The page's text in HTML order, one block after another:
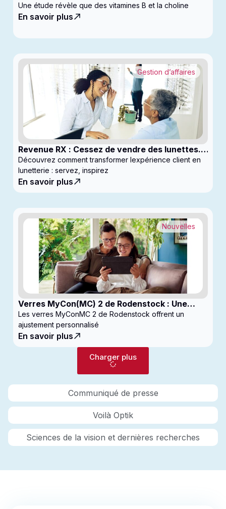
Communiqué de presse
Voilà Optik
Sciences de la vision et dernières recherches
ralentir la progression du glaucome
Une étude révèle que des vitamines B et la choline
En savoir plus
Revenue RX : Cessez de vendre des lunettes.
Commencez à générer des profits
Gestion d’affaires
Découvrez comment transformer lexpérience client en
lunetterie : servez, inspirez
En savoir plus
Verres MyCon(MC) 2 de Rodenstock : Une
nouvelle génération de verres pour
enfantsconçus pour le contrôle de la myopie
Nouvelles
Les verres MyConMC 2 de Rodenstock offrent un
ajustement personnalisé
En savoir plus
Charger plus